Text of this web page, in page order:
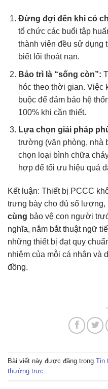
Đừng đợi đến khi có
tổ chức các buổi tập
thành viên đều sử dụng
biết lối thoát nạn.
Bảo trì là “sống còn”:
hóc theo thời gian. Việc
buộc để đảm bảo hệ
100% khi cần thiết.
Lựa chọn giải pháp
trường (văn phòng, nhà
chọn loại bình chữa
hợp để tối ưu hiệu quả
Kết luận: Thiết bị PCCC
trưng bày cho đủ số lượng,
cùng bảo vệ con người
nghĩa, nắm bắt thuật ngữ
những thiết bị đạt quy
nhiệm của mỗi cá nhân và
đồng.
Bài viết này được đăng trong Tin
thường trực.